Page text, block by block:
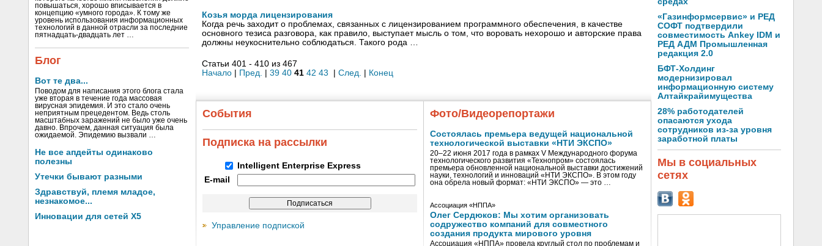
повышаться, хорошо вписывается в
концепцию «умного города». К тому же
уровень использования информационных
технологий в данной отрасли за последние
пятнадцать-двадцать лет …
Блог
Вот те два...
Поводом для написания этого блога стала
уже вторая в течение года массовая
вирусная эпидемия. И это стало очень
неприятным прецедентом. Ведь столь
масштабных заражений не было уже очень
давно. Впрочем, данная ситуация была
ожидаемой. Эпидемию вызвали …
Не все апдейты одинаково
полезны
Утечки бывают разными
Здравствуй, племя младое,
незнакомое...
Инновации для сетей X5
Козья морда лицензирования
Когда речь заходит о проблемах, связанных с лицензированием программного обеспечения, в качестве
основного тезиса разговора, как правило, выступает мысль о том, что воровать нехорошо и авторские права
должны неукоснительно соблюдаться. Такого рода …
Статьи 401 - 410 из 467
Начало | Пред. | 39 40 41 42 43 | След. | Конец
События
Подписка на рассылки
Intelligent Enterprise Express
E-mail
Управление подпиской
Фото/Видеорепортажи
Состоялась премьера ведущей национальной
технологической выставки «НТИ ЭКСПО»
20–22 июня 2017 года в рамках V Международного форума
технологического развития «Технопром» состоялась
премьера обновленной национальной выставки достижений
науки, технологий и инноваций «НТИ ЭКСПО». В этом году
она обрела новый формат: «НТИ ЭКСПО» — это …
Ассоциация «НППА»
Олег Сердюков: Мы хотим организовать
содружество компаний для совместного
создания продукта мирового уровня
Ассоциация «НППА» провела круглый стол по проблемам и
«Газинформсервис» и РЕД
СОФТ подтвердили
совместимость Ankey IDM и
РЕД АДМ Промышленная
редакция 2.0
БФТ-Холдинг
модернизировал
информационную систему
Алтайкрайимущества
28% работодателей
опасаются ухода
сотрудников из-за уровня
заработной платы
Мы в социальных
сетях